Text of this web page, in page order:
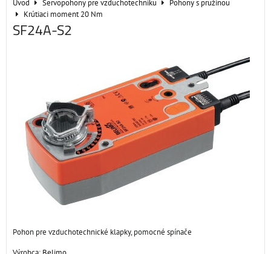
Úvod Servopohony pre vzduchotechniku
Pohony s pružinou
Krútiaci moment 20 Nm
SF24A-S2
Pohon pre vzduchotechnické klapky, pomocné spínače